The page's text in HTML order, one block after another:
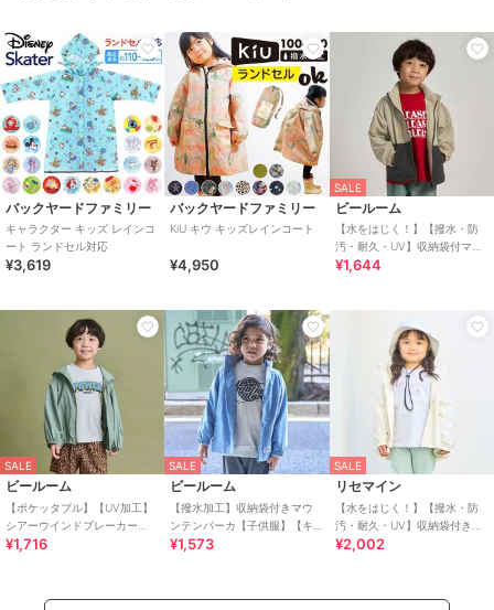
バックヤードファミリー
キャラクター キッズ レインコ
ート ランドセル対応
¥3,619
バックヤードファミリー
KiU キウ キッズレインコート
¥4,950
SALE
ビールーム
【水をはじく！】【撥水・防
汚・耐久・UV】収納袋付マウ
ンテンパーカー(反射シート付
¥1,644
SALE
ビールーム
【ポケッタブル】【UV加工】
シアーウインドブレーカー
【子供服】【キッズ】【男の
¥1,716
SALE
ビールーム
【撥水加工】収納袋付きマウ
ンテンパーカ【子供服】【キ
ッズ】【男の子】【女の子】
¥1,573
SALE
リセマイン
【水をはじく！】【撥水・防
汚・耐久・UV】収納袋付きバ
ックフリルＡラインマウンテ
¥2,002